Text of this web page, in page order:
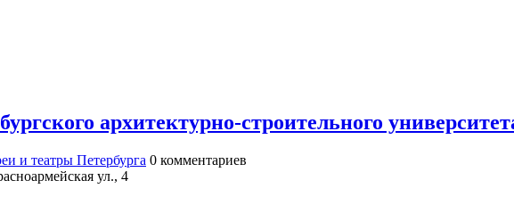
архитектурно-строительного
и театры Петербурга 0 комментариев
ул., 4